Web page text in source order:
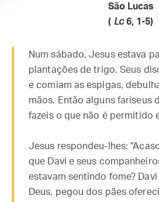
São Lucas
( Lc6, 1-5)
Num sábado, Jesus estava
plantações de trigo. Seus
e comiam as espigas,
mãos. Então alguns fariseus
fazeis o que não é permitido
Jesus respondeu-lhes:
que Davi e seus
estavam sentindo fome?
Deus, pegou dos pães